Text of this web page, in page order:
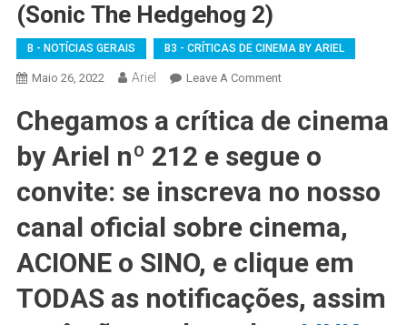
(Sonic The Hedgehog 2)
B - NOTÍCIAS GERAIS B3 - CRÍTICAS DE CINEMA BY ARIEL
Maio 26, 2022 Ariel Leave A CommentOn
DE
BY
Nº
212
Sonic
O
Chegamos a crítica de cinema
by Ariel nº 212 e segue o
convite: se inscreva no nosso
canal oficial sobre cinema,
ACIONE o SINO, e clique em
TODAS as notificações, assim